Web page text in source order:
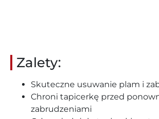
Zalety:
Skuteczne usuwanie plam i
Chroni tapicerkę przed
zabrudzeniami